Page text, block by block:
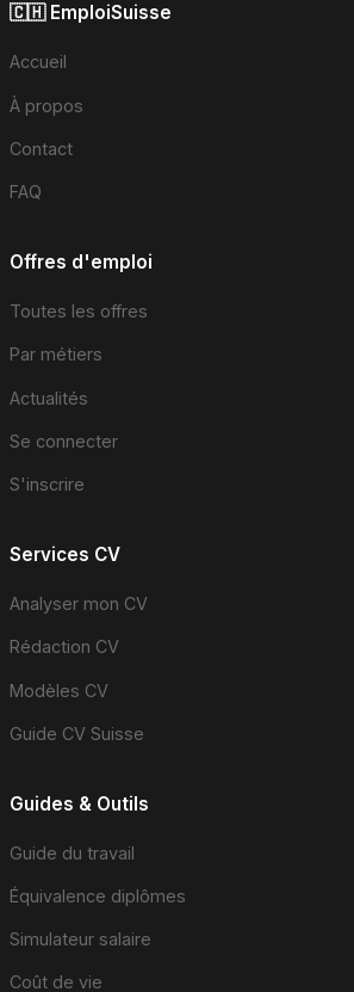
🇨🇭 EmploiSuisse
Accueil
À propos
Contact
FAQ
Offres d'emploi
Toutes les offres
Par métiers
Actualités
Se connecter
S'inscrire
Services CV
Analyser mon CV
Rédaction CV
Modèles CV
Guide CV Suisse
Guides & Outils
Guide du travail
Équivalence diplômes
Simulateur salaire
Coût de vie